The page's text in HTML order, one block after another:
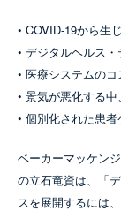
• COVID-19から生
• デジタルヘルス
• 医療システムのコ
• 景気が悪化する
• 個別化された患
ベーカーマッケン
の立石竜資は、「
スを展開するには